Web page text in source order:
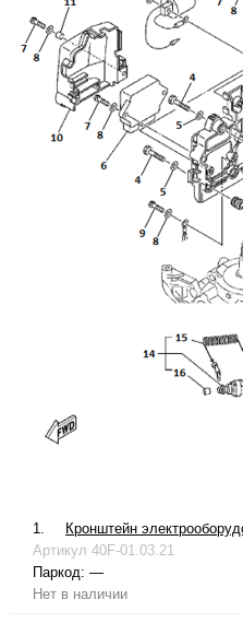
1.
Кронштейн
Артикул 40F-01.03.21
Паркод: —
Нет в наличии